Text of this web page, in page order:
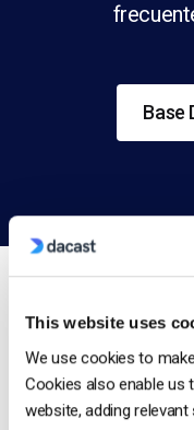
This website uses
We use cookies to
Cookies also enable us
website, adding
Base
Estamos